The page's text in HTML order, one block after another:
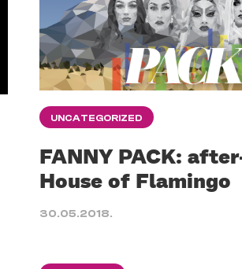
UNCATEGORIZED
FANNY PACK:
House of Flamingo
30.05.2018.